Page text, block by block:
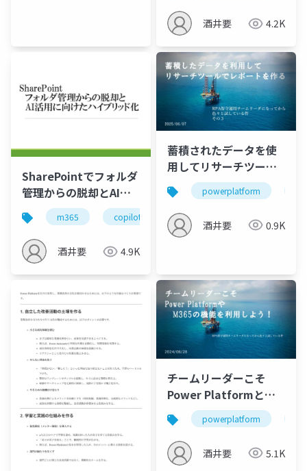
酒井要 4.2K
SharePointでフォルダ
管理からの脱却とAI活
用に向けたハイブリッ
ド化
m365 copilot sharepoint フォルダ管理
酒井要 4.9K
蓄積されたデータを使
用してリサーチツール
でレポートを作る
powerplatform
酒井要 0.9K
チームリーダーこそ
Power Platformと
M365を学ぼう
powerplatform
酒井要 5.1K